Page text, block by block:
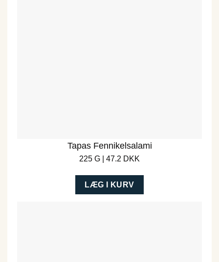
Tapas Fennikelsalami
225 G | 47.2 DKK
LÆG I KURV